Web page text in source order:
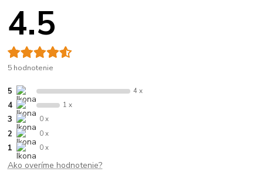
4.5
5 hodnotenie
5 4 x
4 1 x
3 0 x
2 0 x
1 0 x
Ako overíme hodnotenie?